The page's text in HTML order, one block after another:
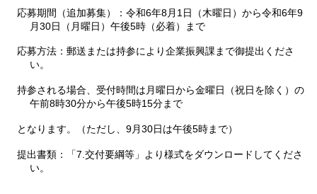
応募期間（追加募集）：令和6年8月1日（木曜日）から令和6年9
月30日（月曜日）午後5時（必着）まで
応募方法：郵送または持参により企業振興課まで御提出くださ
い。
持参される場合、受付時間は月曜日から金曜日（祝日を除く）の
午前8時30分から午後5時15分まで
となります。（ただし、9月30日は午後5時まで）
提出書類：「7.交付要綱等」より様式をダウンロードしてくださ
い。